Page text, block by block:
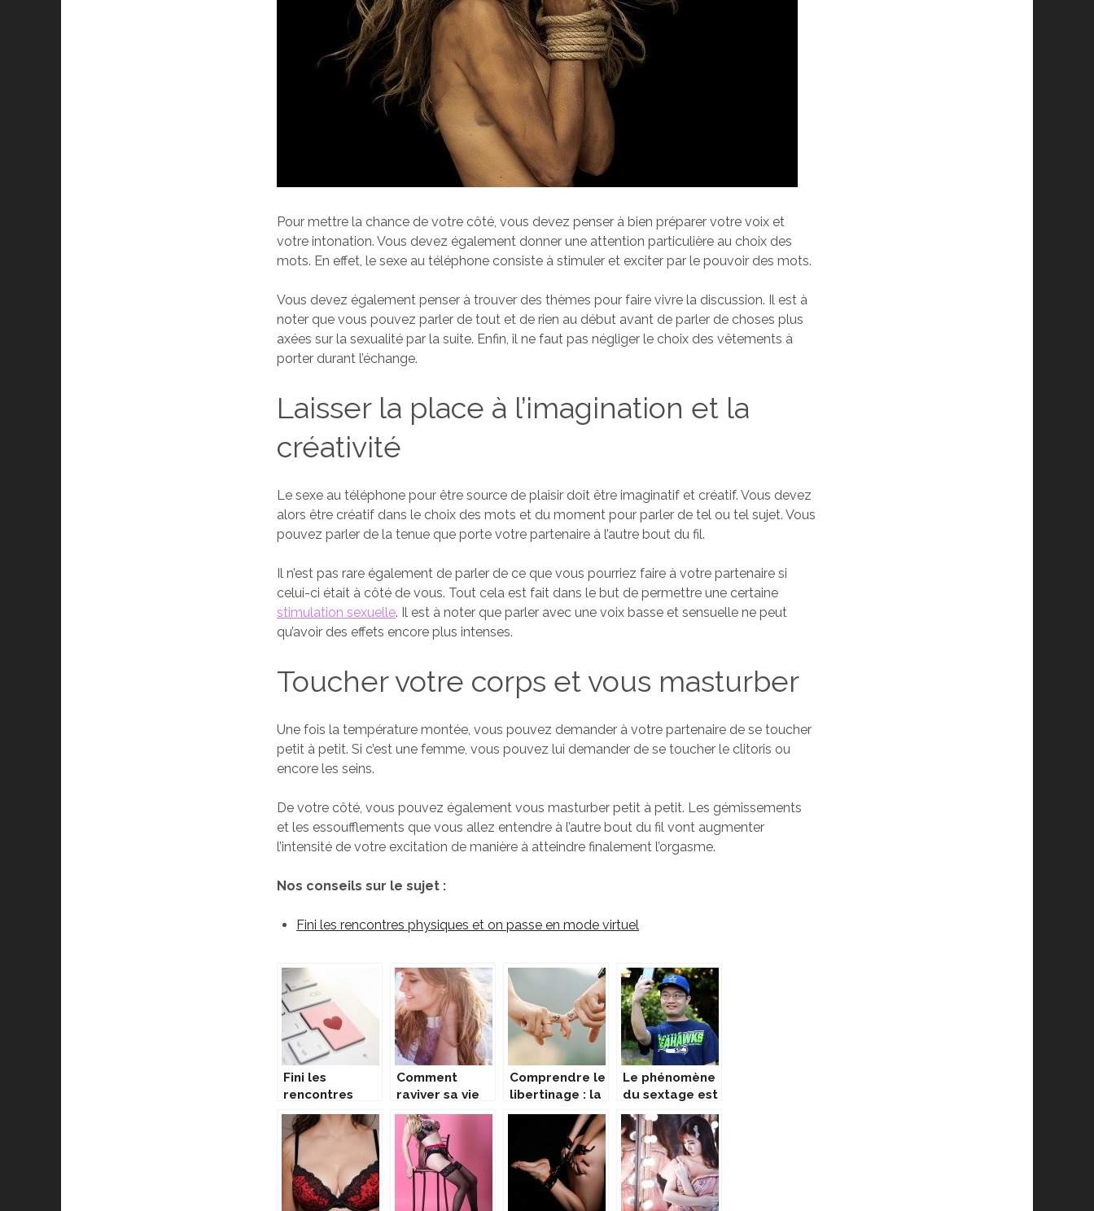
Pour mettre la chance de votre côté, vous devez penser à bien préparer votre voix et
votre intonation. Vous devez également donner une attention particulière au choix des
mots. En effet, le sexe au téléphone consiste à stimuler et exciter par le pouvoir des mots.
Vous devez également penser à trouver des thèmes pour faire vivre la discussion. Il est à
noter que vous pouvez parler de tout et de rien au début avant de parler de choses plus
axées sur la sexualité par la suite. Enfin, il ne faut pas négliger le choix des vêtements à
porter durant l’échange.
Laisser la place à l’imagination et la
créativité
Le sexe au téléphone pour être source de plaisir doit être imaginatif et créatif. Vous devez
alors être créatif dans le choix des mots et du moment pour parler de tel ou tel sujet. Vous
pouvez parler de la tenue que porte votre partenaire à l’autre bout du fil.
Il n’est pas rare également de parler de ce que vous pourriez faire à votre partenaire si
celui-ci était à côté de vous. Tout cela est fait dans le but de permettre une certaine
stimulation sexuelle. Il est à noter que parler avec une voix basse et sensuelle ne peut
qu’avoir des effets encore plus intenses.
Toucher votre corps et vous masturber
Une fois la température montée, vous pouvez demander à votre partenaire de se toucher
petit à petit. Si c’est une femme, vous pouvez lui demander de se toucher le clitoris ou
encore les seins.
De votre côté, vous pouvez également vous masturber petit à petit. Les gémissements
et les essoufflements que vous allez entendre à l’autre bout du fil vont augmenter
l’intensité de votre excitation de manière à atteindre finalement l’orgasme.
Nos conseils sur le sujet :
Fini les rencontres physiques et on passe en mode virtuel
Fini les
rencontres
physiques et
on passe en
mode virtuel
Comment
raviver sa vie
de couple ?
Comprendre le
libertinage : la
vérité
Le phénomène
du sextage est
toujours en
vogue